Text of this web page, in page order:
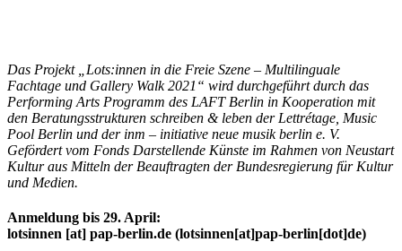
Das Projekt „Lots:innen in die Freie Szene – Multilinguale
Fachtage und Gallery Walk 2021“ wird durchgeführt durch das
Performing Arts Programm des LAFT Berlin in Kooperation mit
den Beratungsstrukturen schreiben & leben der Lettrétage, Music
Pool Berlin und der inm – initiative neue musik berlin e. V.
Gefördert vom Fonds Darstellende Künste im Rahmen von Neustart
Kultur aus Mitteln der Beauftragten der Bundesregierung für Kultur
und Medien.
Anmeldung bis 29. April:
lotsinnen [at] pap-berlin.de (lotsinnen[at]pap-berlin[dot]de)